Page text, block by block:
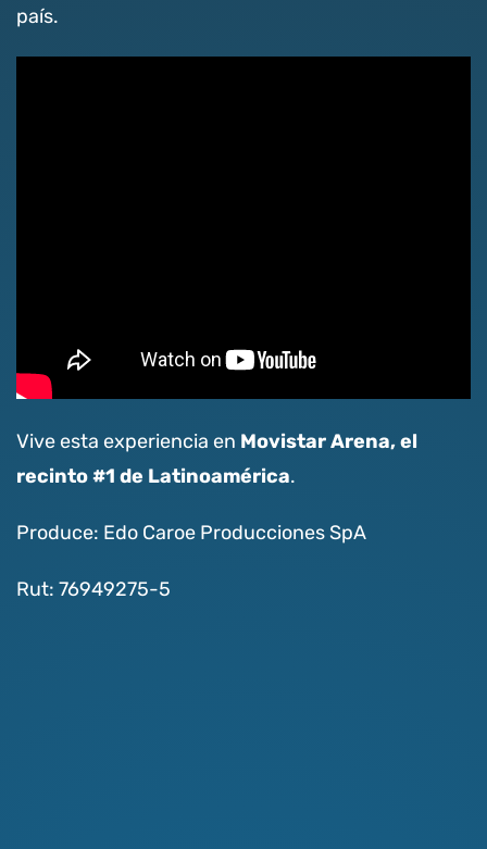
país.
Vive esta experiencia en Movistar Arena, el
recinto #1 de Latinoamérica.
Produce: Edo Caroe Producciones SpA
Rut: 76949275-5